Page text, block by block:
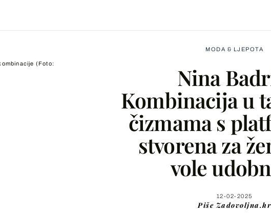
(Foto:
MODA & LJEPOTA
Nina
Kombinacija u
čizmama s
stvorena za
vole
12-02-2025
Piše Zadovoljna.hr
Facebook